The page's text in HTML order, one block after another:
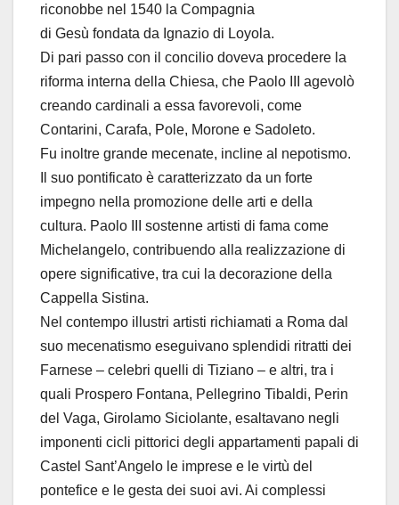
riconobbe nel 1540 la Compagnia
di Gesù fondata da Ignazio di Loyola.
Di pari passo con il concilio doveva procedere la
riforma interna della Chiesa, che Paolo III agevolò
creando cardinali a essa favorevoli, come
Contarini, Carafa, Pole, Morone e Sadoleto.
Fu inoltre grande mecenate, incline al nepotismo.
Il suo pontificato è caratterizzato da un forte
impegno nella promozione delle arti e della
cultura. Paolo III sostenne artisti di fama come
Michelangelo, contribuendo alla realizzazione di
opere significative, tra cui la decorazione della
Cappella Sistina.
Nel contempo illustri artisti richiamati a Roma dal
suo mecenatismo eseguivano splendidi ritratti dei
Farnese – celebri quelli di Tiziano – e altri, tra i
quali Prospero Fontana, Pellegrino Tibaldi, Perin
del Vaga, Girolamo Siciolante, esaltavano negli
imponenti cicli pittorici degli appartamenti papali di
Castel Sant’Angelo le imprese e le virtù del
pontefice e le gesta dei suoi avi. Ai complessi